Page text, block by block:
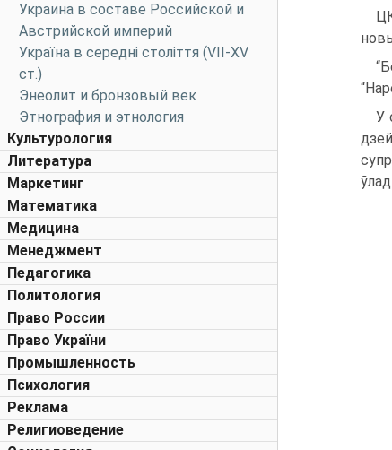
Украина в составе Российской и
Австрийской империй
Україна в середні століття (VII-XV
ст.)
Энеолит и бронзовый век
Этнография и этнология
Культурология
Литература
Маркетинг
Математика
Медицина
Менеджмент
Педагогика
Политология
Право России
Право України
Промышленность
Психология
Реклама
Религиоведение
У